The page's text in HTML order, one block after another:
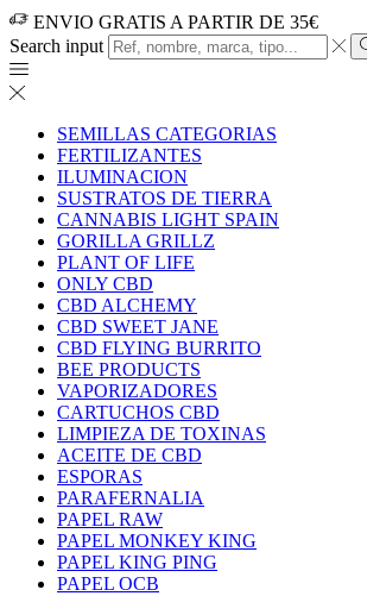
ENVIO GRATIS A PARTIR DE 35€
Search input
SEMILLAS CATEGORIAS
FERTILIZANTES
ILUMINACION
SUSTRATOS DE TIERRA
CANNABIS LIGHT SPAIN
GORILLA GRILLZ
PLANT OF LIFE
ONLY CBD
CBD ALCHEMY
CBD SWEET JANE
CBD FLYING BURRITO
BEE PRODUCTS
VAPORIZADORES
CARTUCHOS CBD
LIMPIEZA DE TOXINAS
ACEITE DE CBD
ESPORAS
PARAFERNALIA
PAPEL RAW
PAPEL MONKEY KING
PAPEL KING PING
PAPEL OCB